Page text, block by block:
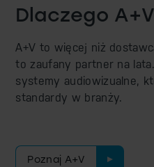
Dlaczego A+V
A+V to więcej niż
to zaufany partner na
systemy audiowizualne,
standardy w branży.
Poznaj A+V